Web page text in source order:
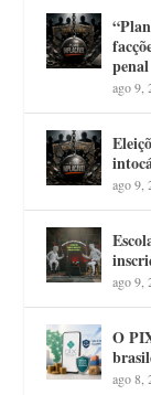
penal
ago 9,
ago 9,
ago 9,
O
ago 8,